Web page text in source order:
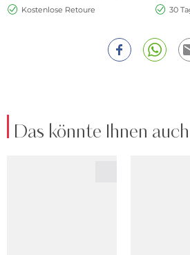
Kostenlose Retoure
30
Das könnte Ihnen